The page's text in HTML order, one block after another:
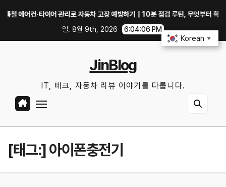
컨·타이어 관리로 자동차 고장 예방하기｜10분 점검 루틴, 무엇부터 확인할까?
일. 8월 9th, 2026
6:04:07 PM
JinBlog
IT, 테크, 자동차 리뷰 이야기를 다룹니다.
[태그:]아이폰충전기
Korean ▼